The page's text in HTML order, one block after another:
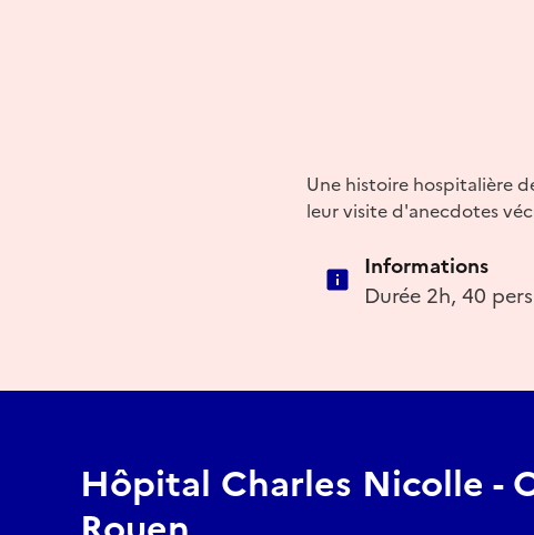
Une histoire hospitalière
leur visite d'anecdotes
Informations
Durée 2h, 40
Hôpital Charles Nicolle -